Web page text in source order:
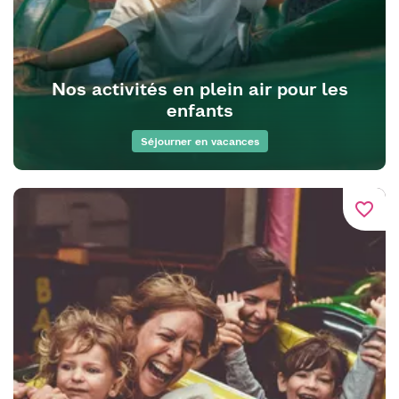
Nos activités en plein air pour les
enfants
Séjourner en vacances
favorite_border